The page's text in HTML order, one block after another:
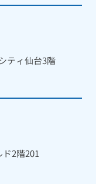
ティ仙台3階
2階201